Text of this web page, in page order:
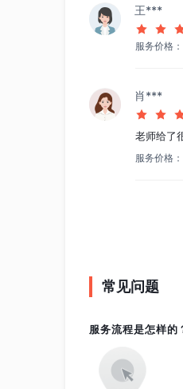
王***
服务价格：
肖***
老师给了
服务价格：
常见问题
服务流程是怎样的